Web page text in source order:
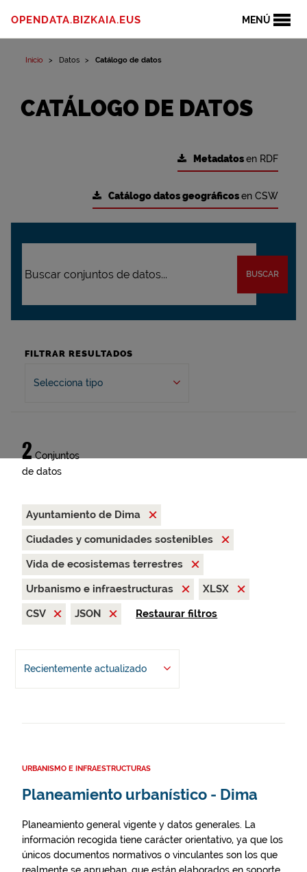
MENÚ
OPENDATA.BIZKAIA.EUS
Inicio Datos Catálogo de datos
CATÁLOGO DE DATOS
Metadatosen RDF
Catálogo datos geográficosen CSW
BUSCAR
FILTRAR RESULTADOS
Selecciona tipo
2 Conjuntos
de datos
Ayuntamiento de Dima
Ciudades y comunidades sostenibles
Vida de ecosistemas terrestres
Urbanismo e infraestructuras
XLSX
CSV
JSON Restaurar filtros
Recientemente actualizado
URBANISMO E INFRAESTRUCTURAS
Planeamiento urbanístico - Dima
Planeamiento general vigente y datos generales. La
información recogida tiene carácter orientativo, ya que los
únicos documentos normativos o vinculantes son los que